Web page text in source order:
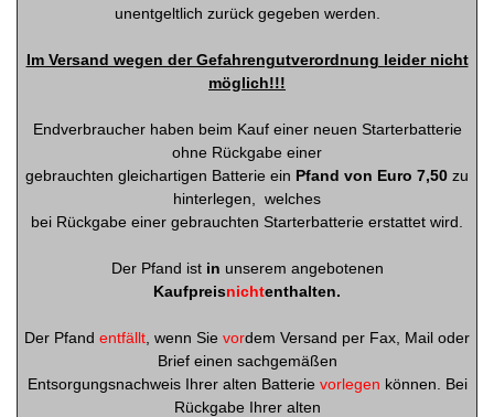
unentgeltlich zurück gegeben werden.
Im Versand wegen der Gefahrengutverordnung leider nicht
möglich!!!
Endverbraucher haben beim Kauf einer neuen Starterbatterie
ohne Rückgabe einer
gebrauchten gleichartigen Batterie ein Pfand von Euro 7,50 zu
hinterlegen,
welches
bei Rückgabe einer gebrauchten Starterbatterie erstattet wird.
Der Pfand ist in unserem angebotenen
Kaufpreisnichtenthalten.
Der Pfand entfällt , wenn Sie vordem Versand per Fax, Mail oder
Brief einen sachgemäßen
Entsorgungsnachweis Ihrer alten Batterie vorlegen können. Bei
Rückgabe Ihrer alten